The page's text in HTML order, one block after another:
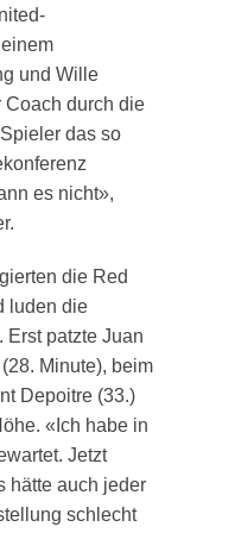
und Wille
Coach durch die
das so
es nicht»,
die Red
luden die
Erst patzte Juan
Minute), beim
Depoitre (33.)
«Ich habe in
Jetzt
hätte auch jeder
schlecht